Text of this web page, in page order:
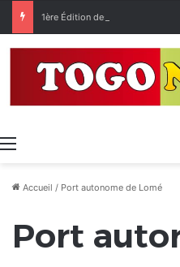
Menu
Accueil / Port autonome de Lomé
Port